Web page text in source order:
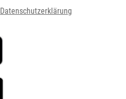
Datenschutzerklärung